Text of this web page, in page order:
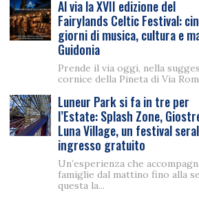
Al via la XVII edizione del
Fairylands Celtic Festival:
giorni di musica, cultura e
Guidonia
Prende il via oggi, nella
cornice della Pineta di Via
Luneur Park si fa in tre per
l’Estate: Splash Zone,
Luna Village, un festival
ingresso gratuito
Un’esperienza che
famiglie dal mattino fino alla
questa la...